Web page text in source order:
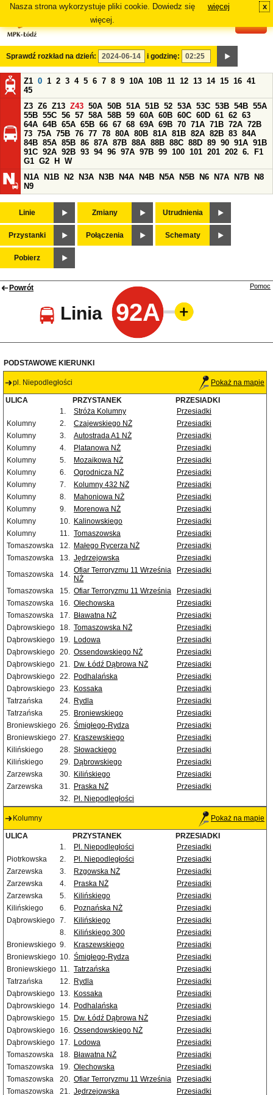
Nasza strona wykorzystuje pliki cookie. Dowiedz się
więcej.
więcej x
Sprawdź rozkład na dzień: i godzinę:
Z1 0 1 2 3 4 5 6 7 8 9 10A 10B 11 12 13 14 15 16 41
45
Z3 Z6 Z13 Z43 50A 50B 51A 51B 52 53A 53C 53B 54B 55A
55B 55C 56 57 58A 58B 59 60A 60B 60C 60D 61 62 63
64A 64B 65A 65B 66 67 68 69A 69B 70 71A 71B 72A 72B
73 75A 75B 76 77 78 80A 80B 81A 81B 82A 82B 83 84A
84B 85A 85B 86 87A 87B 88A 88B 88C 88D 89 90 91A 91B
91C 92A 92B 93 94 96 97A 97B 99 100 101 201 202 6.
F1
G1 G2 H
W
N1A
N1B N2 N3A N3B N4A N4B N5A N5B N6 N7A N7B
N8
N9
Linie Zmiany Utrudnienia
Przystanki Połączenia Schematy
Pobierz
Powrót
Linia 92A
Pomoc
PODSTAWOWE KIERUNKI
pl. Niepodległości Pokaż na mapie
ULICA PRZYSTANEK
PRZESIADKI
1.
Stróża Kolumny
Przesiadki
Kolumny
2. Czajewskiego NŻ
Przesiadki
Kolumny
3. Autostrada A1 NŻ
Przesiadki
Kolumny
4. Platanowa NŻ
Przesiadki
Kolumny
5. Mozaikowa NŻ
Przesiadki
Kolumny
6. Ogrodnicza NŻ
Przesiadki
Kolumny
7. Kolumny 432 NŻ
Przesiadki
Kolumny
8. Mahoniowa NŻ
Przesiadki
Kolumny
9. Morenowa NŻ
Przesiadki
Kolumny
10. Kalinowskiego
Przesiadki
Kolumny
11. Tomaszowska
Przesiadki
Tomaszowska
12. Małego Rycerza NŻ
Przesiadki
Tomaszowska
13. Jędrzejowska
Przesiadki
Tomaszowska
14. Ofiar Terroryzmu 11 Września
NŻ
Przesiadki
Tomaszowska 15. Ofiar Terroryzmu 11 Września
Przesiadki
Tomaszowska
16. Olechowska
Przesiadki
Tomaszowska
17. Bławatna NŻ
Przesiadki
Dąbrowskiego
18. Tomaszowska NŻ
Przesiadki
Dąbrowskiego
19. Lodowa
Przesiadki
Dąbrowskiego 20. Ossendowskiego NŻ
Przesiadki
Dąbrowskiego 21. Dw. Łódź Dąbrowa NŻ
Przesiadki
Dąbrowskiego 22. Podhalańska
Przesiadki
Dąbrowskiego 23. Kossaka
Przesiadki
Tatrzańska
24. Rydla
Przesiadki
Tatrzańska
25. Broniewskiego
Przesiadki
Broniewskiego 26. Śmigłego-Rydza
Przesiadki
Broniewskiego 27. Kraszewskiego
Przesiadki
Kilińskiego
28. Słowackiego
Przesiadki
Kilińskiego
29. Dąbrowskiego
Przesiadki
Zarzewska
30. Kilińskiego
Przesiadki
Zarzewska
31. Praska NŻ
Przesiadki
32. Pl. Niepodległości
Kolumny Pokaż na mapie
ULICA PRZYSTANEK
PRZESIADKI
1.
Pl. Niepodległości
Przesiadki
Piotrkowska
2. Pl. Niepodległości
Przesiadki
Zarzewska
3. Rzgowska NŻ
Przesiadki
Zarzewska
4. Praska NŻ
Przesiadki
Zarzewska
5. Kilińskiego
Przesiadki
Kilińskiego
6. Poznańska NŻ
Przesiadki
Dąbrowskiego 7. Kilińskiego
Przesiadki
8.
Kilińskiego 300
Przesiadki
Broniewskiego 9. Kraszewskiego
Przesiadki
Broniewskiego 10. Śmigłego-Rydza
Przesiadki
Broniewskiego 11. Tatrzańska
Przesiadki
Tatrzańska
12. Rydla
Przesiadki
Dąbrowskiego
13. Kossaka
Przesiadki
Dąbrowskiego
14. Podhalańska
Przesiadki
Dąbrowskiego
15. Dw. Łódź Dąbrowa NŻ
Przesiadki
Dąbrowskiego
16. Ossendowskiego NŻ
Przesiadki
Dąbrowskiego
17. Lodowa
Przesiadki
Tomaszowska
18. Bławatna NŻ
Przesiadki
Tomaszowska
19. Olechowska
Przesiadki
Tomaszowska
20. Ofiar Terroryzmu 11 Września
Przesiadki
Tomaszowska
21. Jędrzejowska Przesiadki